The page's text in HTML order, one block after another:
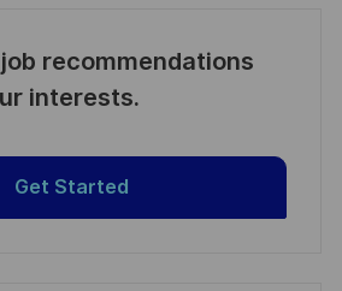
recommendations
interests.
Get Started